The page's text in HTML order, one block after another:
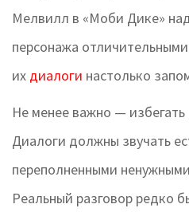
Мелвилл в «Моби Дике»
персонажа
их диалоги настолько
Не менее важно —
Диалоги должны звучать
переполненными
Реальный разговор редко